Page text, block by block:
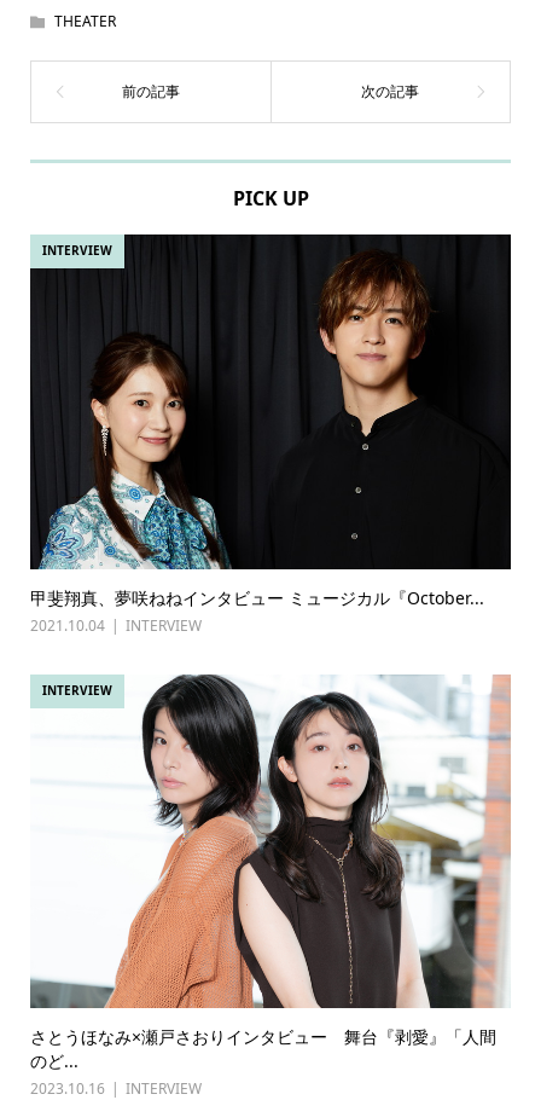
THEATER
PICK UP
INTERVIEW
甲斐翔真、夢咲ねねインタビュー ミュージカル『October...
2021.10.04 INTERVIEW
INTERVIEW
さとうほなみ×瀬戸さおりインタビュー 舞台『剥愛』「人間
のど...
2023.10.16 INTERVIEW